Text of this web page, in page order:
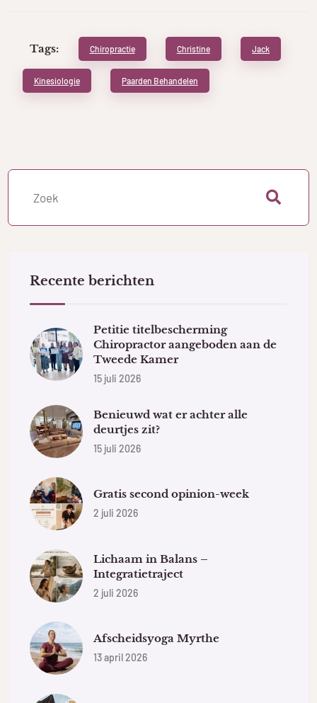
Tags: Chiropractie Christine Jack
Kinesiologie Paarden Behandelen
Recente berichten
Petitie titelbescherming
Chiropractor aangeboden aan de
Tweede Kamer
15 juli 2026
Benieuwd wat er achter alle
deurtjes zit?
15 juli 2026
Gratis second opinion-week
2 juli 2026
Lichaam in Balans –
Integratietraject
2 juli 2026
Afscheidsyoga Myrthe
13 april 2026